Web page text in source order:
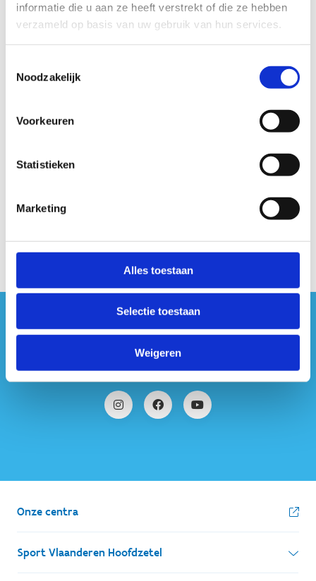
informatie die u aan ze heeft verstrekt of die ze hebben
verzameld op basis van uw gebruik van hun services.
Noodzakelijk
Voorkeuren
Statistieken
Marketing
Alles toestaan
Selectie toestaan
Weigeren
#sportersbelevenmeer
ook op sociale media
Onze centra
Sport Vlaanderen Hoofdzetel